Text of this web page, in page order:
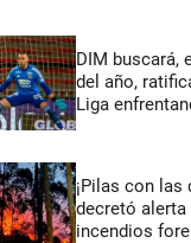
DIM buscará,
del año,
Liga
¡Pilas con las
decretó alerta
incendios